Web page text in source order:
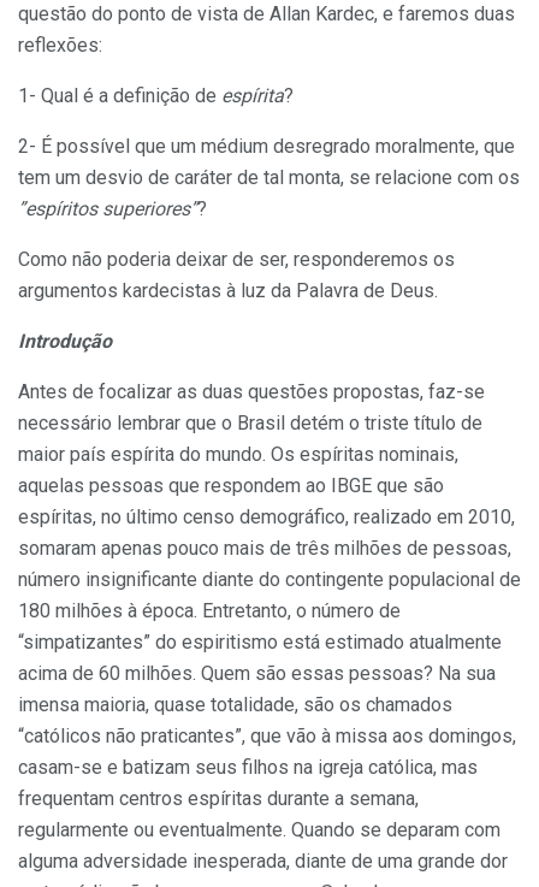
questão do ponto de vista de Allan Kardec, e faremos duas
reflexões:
1- Qual é a definição de espírita?
2- É possível que um médium desregrado moralmente, que
tem um desvio de caráter de tal monta, se relacione com os
”espíritos superiores”?
Como não poderia deixar de ser, responderemos os
argumentos kardecistas à luz da Palavra de Deus.
Introdução
Antes de focalizar as duas questões propostas, faz-se
necessário lembrar que o Brasil detém o triste título de
maior país espírita do mundo. Os espíritas nominais,
aquelas pessoas que respondem ao IBGE que são
espíritas, no último censo demográfico, realizado em 2010,
somaram apenas pouco mais de três milhões de pessoas,
número insignificante diante do contingente populacional de
180 milhões à época. Entretanto, o número de
“simpatizantes” do espiritismo está estimado atualmente
acima de 60 milhões. Quem são essas pessoas? Na sua
imensa maioria, quase totalidade, são os chamados
“católicos não praticantes”, que vão à missa aos domingos,
casam-se e batizam seus filhos na igreja católica, mas
frequentam centros espíritas durante a semana,
regularmente ou eventualmente. Quando se deparam com
alguma adversidade inesperada, diante de uma grande dor